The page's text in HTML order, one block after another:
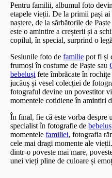
Pentru familii, albumul foto
etapele vieții. De la primii pași
naștere, de la sărbătorile de
este o amintire a creșterii și a
copilul, în special, surprind o
Sesiunile foto defamilie pot fi și
frumoși în costume de Paște sau
bebeluși fete îmbrăcate în
jucăuș și vesel colecției de
fotograful devine un povestitor
momentele cotidiene în amintiri
În final, fie că este vorba despre
specialist în fotografie de
momentelefamiliei, fotografia
cele mai dragi momente ale
dintr-o poveste mai mare,
unei vieți pline de culoare și